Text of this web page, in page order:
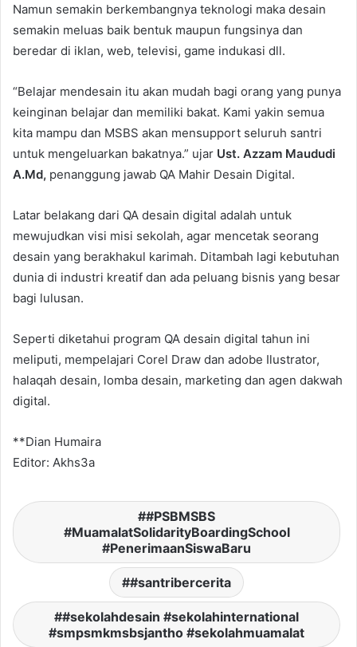
Namun semakin berkembangnya teknologi maka desain
semakin meluas baik bentuk maupun fungsinya dan
beredar di iklan, web, televisi, game indukasi dll.
“Belajar mendesain itu akan mudah bagi orang yang punya
keinginan belajar dan memiliki bakat. Kami yakin semua
kita mampu dan MSBS akan mensupport seluruh santri
untuk mengeluarkan bakatnya.” ujar Ust. Azzam Maududi
A.Md, penanggung jawab QA Mahir Desain Digital.
Latar belakang dari QA desain digital adalah untuk
mewujudkan visi misi sekolah, agar mencetak seorang
desain yang berakhakul karimah. Ditambah lagi kebutuhan
dunia di industri kreatif dan ada peluang bisnis yang besar
bagi lulusan.
Seperti diketahui program QA desain digital tahun ini
meliputi, mempelajari Corel Draw dan adobe Ilustrator,
halaqah desain, lomba desain, marketing dan agen dakwah
digital.
**Dian Humaira
Editor: Akhs3a
#PSBMSBS
#MuamalatSolidarityBoardingSchool
#PenerimaanSiswaBaru
#santribercerita
#sekolahdesain #sekolahinternational
#smpsmkmsbsjantho #sekolahmuamalat